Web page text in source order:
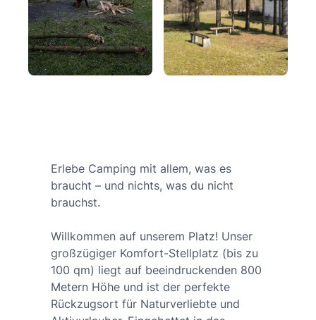
Erlebe Camping mit allem, was es
braucht – und nichts, was du nicht
brauchst.
Willkommen auf unserem Platz! Unser
großzügiger Komfort-Stellplatz (bis zu
100 qm) liegt auf beeindruckenden 800
Metern Höhe und ist der perfekte
Rückzugsort für Naturverliebte und